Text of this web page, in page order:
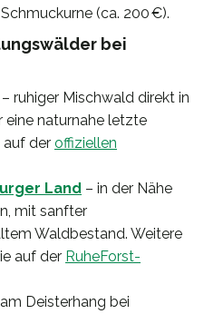
(ca. 200 €).
bei
– ruhiger Mischwald direkt in
eine naturnahe letzte
auf der offiziellen
Land – in der Nähe
mit sanfter
Waldbestand. Weitere
auf der RuheForst-
Deisterhang bei